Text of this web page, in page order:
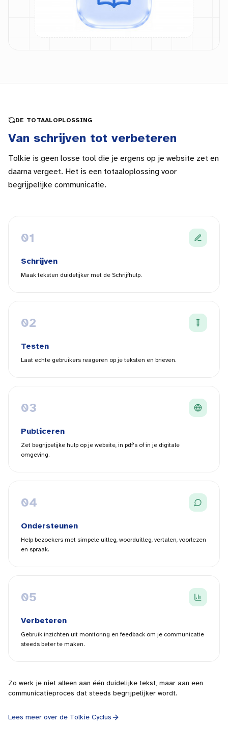
DE TOTAALOPLOSSING
Van schrijven tot verbeteren
Tolkie is geen losse tool die je ergens op je website zet en
daarna vergeet. Het is een totaaloplossing voor
begrijpelijke communicatie.
01
Schrijven
Maak teksten duidelijker met de Schrijfhulp.
02
Testen
Laat echte gebruikers reageren op je teksten en brieven.
03
Publiceren
Zet begrijpelijke hulp op je website, in pdf's of in je digitale
omgeving.
04
Ondersteunen
Help bezoekers met simpele uitleg, woorduitleg, vertalen, voorlezen
en spraak.
05
Verbeteren
Gebruik inzichten uit monitoring en feedback om je communicatie
steeds beter te maken.
Zo werk je niet alleen aan één duidelijke tekst, maar aan een
communicatieproces dat steeds begrijpelijker wordt.
Lees meer over de Tolkie Cyclus